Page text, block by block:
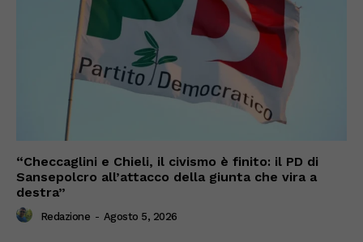
“Checcaglini e Chieli, il civismo è finito: il PD di
Sansepolcro all’attacco della giunta che vira a
destra”
Redazione - Agosto 5, 2026